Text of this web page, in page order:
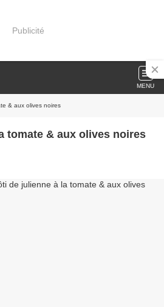
Publicité
MENU
& aux olives noires
tomate & aux olives noires